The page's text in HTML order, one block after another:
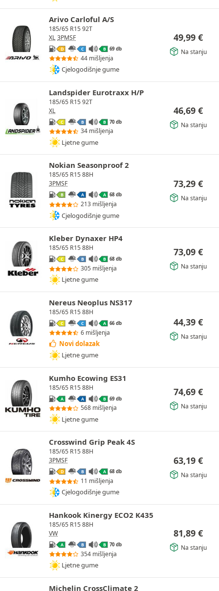
Arivo Carloful A/S
185/65 R15 92T
XL 3PMSF
D C B 69 db
44 mišljenja
Cjelogodišnje gume
49,99 €
Na stanju
Landspider Eurotraxx H/P
185/65 R15 92T
XL
C B B 70 db
34 mišljenja
Ljetne gume
46,69 €
Na stanju
Nokian Seasonproof 2
185/65 R15 88H
3PMSF
B A A 68 db
213 mišljenja
Cjelogodišnje gume
73,29 €
Na stanju
Kleber Dynaxer HP4
185/65 R15 88H
C B B 68 db
305 mišljenja
Ljetne gume
73,09 €
Na stanju
Nereus Neoplus NS317
185/65 R15 88H
C C A 66 db
6 mišljenja
Novi dolazak
Ljetne gume
44,39 €
Na stanju
Kumho Ecowing ES31
185/65 R15 88H
A A B 69 db
568 mišljenja
Ljetne gume
74,69 €
Na stanju
Crosswind Grip Peak 4S
185/65 R15 88H
3PMSF
D B A 68 db
11 mišljenja
Cjelogodišnje gume
63,19 €
Na stanju
Hankook Kinergy ECO2 K435
185/65 R15 88H
VW
A B B 70 db
354 mišljenja
Ljetne gume
81,89 €
Na stanju
Michelin CrossClimate 2